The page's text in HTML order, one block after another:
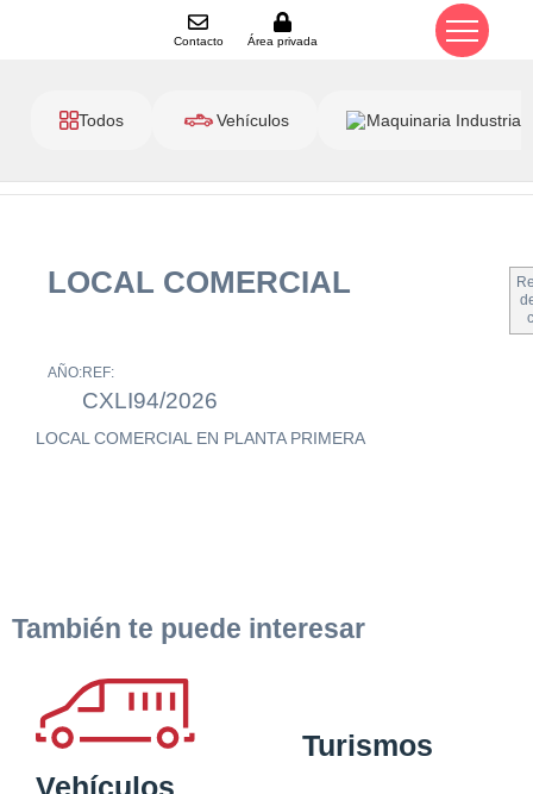
Contacto Área privada
Todos Vehículos Maquinaria Industrial
LOCAL COMERCIAL
AÑO:REF:
CXLI94/2026
LOCAL COMERCIAL EN PLANTA PRIMERA
También te puede interesar
Vehículos
Turismos